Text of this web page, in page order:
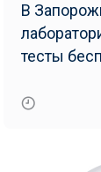
В
тесты